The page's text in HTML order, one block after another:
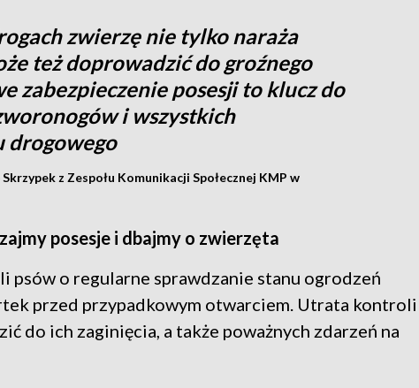
zwierzę nie tylko naraża
też doprowadzić do groźnego
zabezpieczenie posesji to klucz do
i wszystkich
drogowego
z Zespołu Komunikacji Społecznej KMP w
posesje i dbajmy o zwierzęta
psów o regularne sprawdzanie stanu ogrodzeń
przed przypadkowym otwarciem. Utrata kontroli
do ich zaginięcia, a także poważnych zdarzeń na